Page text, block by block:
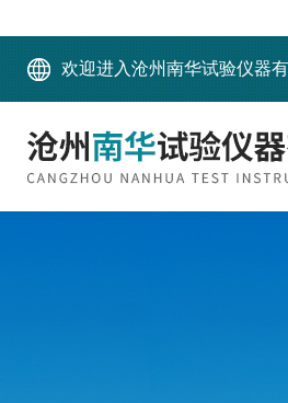
欢迎进入沧州南华试验仪器